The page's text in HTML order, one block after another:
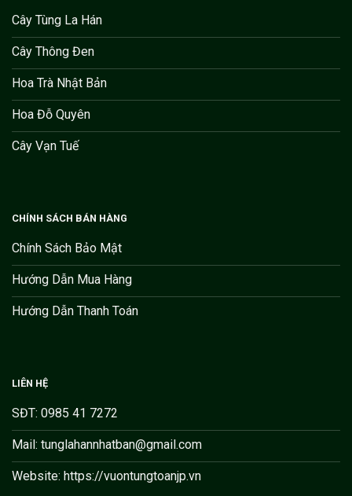
Cây Tùng La Hán
Cây Thông Đen
Hoa Trà Nhật Bản
Hoa Đỗ Quyên
Cây Vạn Tuế
CHÍNH SÁCH BÁN HÀNG
Chính Sách Bảo Mật
Hướng Dẫn Mua Hàng
Hướng Dẫn Thanh Toán
LIÊN HỆ
SĐT: 0985 41 7272
Mail: tunglahannhatban@gmail.com
Website: https://vuontungtoanjp.vn